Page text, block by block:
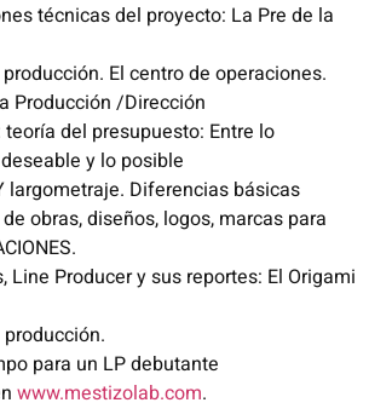
técnicas del proyecto: La Pre de la
El centro de operaciones.
Producción /Dirección
del presupuesto: Entre lo
y lo posible
largometraje. Diferencias básicas
obras, diseños, logos, marcas para
Line Producer y sus reportes: El Origami
para un LP debutante
www.mestizolab.com.